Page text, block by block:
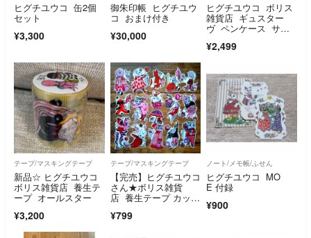
ヒグチユウコ 缶2個
セット
¥3,300
御朱印帳 ヒグチユウ
コ おまけ付き
¥30,000
ヒグチユウコ ボリス
雑貨店 ギュスター
ヴ ペンケース サー
¥2,499
テープ/マスキングテープ
新品☆ ヒグチユウコ
ボリス雑貨店 養生テ
ープ オールスター
¥3,200
テープ/マスキングテープ
【完売】ヒグチユウコ
さん★ボリス雑貨
店 養生テープ カット
¥799
ノート/メモ帳/ふせん
ヒグチユウコ MO
E 付録
¥900